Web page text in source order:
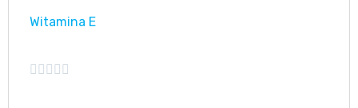
Witamina E
    